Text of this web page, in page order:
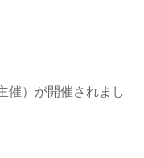
催）が開催されまし